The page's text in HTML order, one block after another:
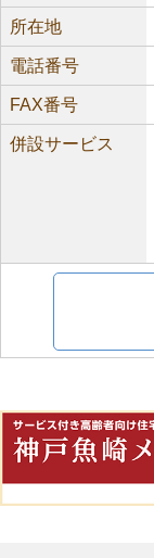
所在地
電話番号
FAX番号
併設サービス